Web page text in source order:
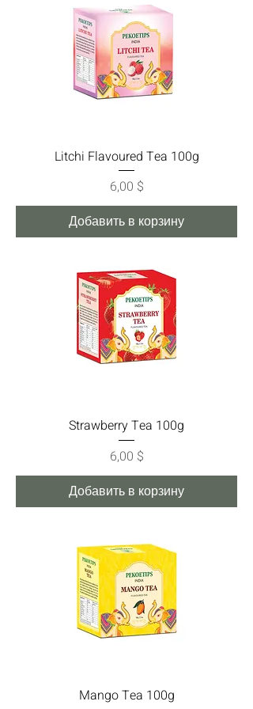
Litchi Flavoured Tea 100g
Цена
6,00 $
Добавить в корзину
Strawberry Tea 100g
Цена
6,00 $
Добавить в корзину
Mango Tea 100g